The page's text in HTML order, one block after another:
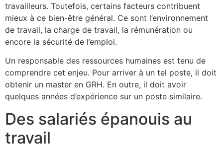
travailleurs. Toutefois, certains facteurs contribuent
mieux à ce bien-être général. Ce sont l’environnement
de travail, la charge de travail, la rémunération ou
encore la sécurité de l’emploi.
Un responsable des ressources humaines est tenu de
comprendre cet enjeu. Pour arriver à un tel poste, il doit
obtenir un master en GRH. En outre, il doit avoir
quelques années d’expérience sur un poste similaire.
Des salariés épanouis au
travail